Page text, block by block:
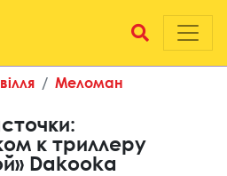
Меломан
к триллеру
Dakooka